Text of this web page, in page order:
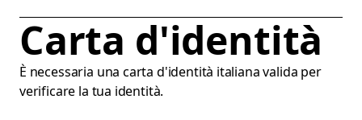
Carta d'identità
È necessaria una carta d'identità italiana valida per
verificare la tua identità.